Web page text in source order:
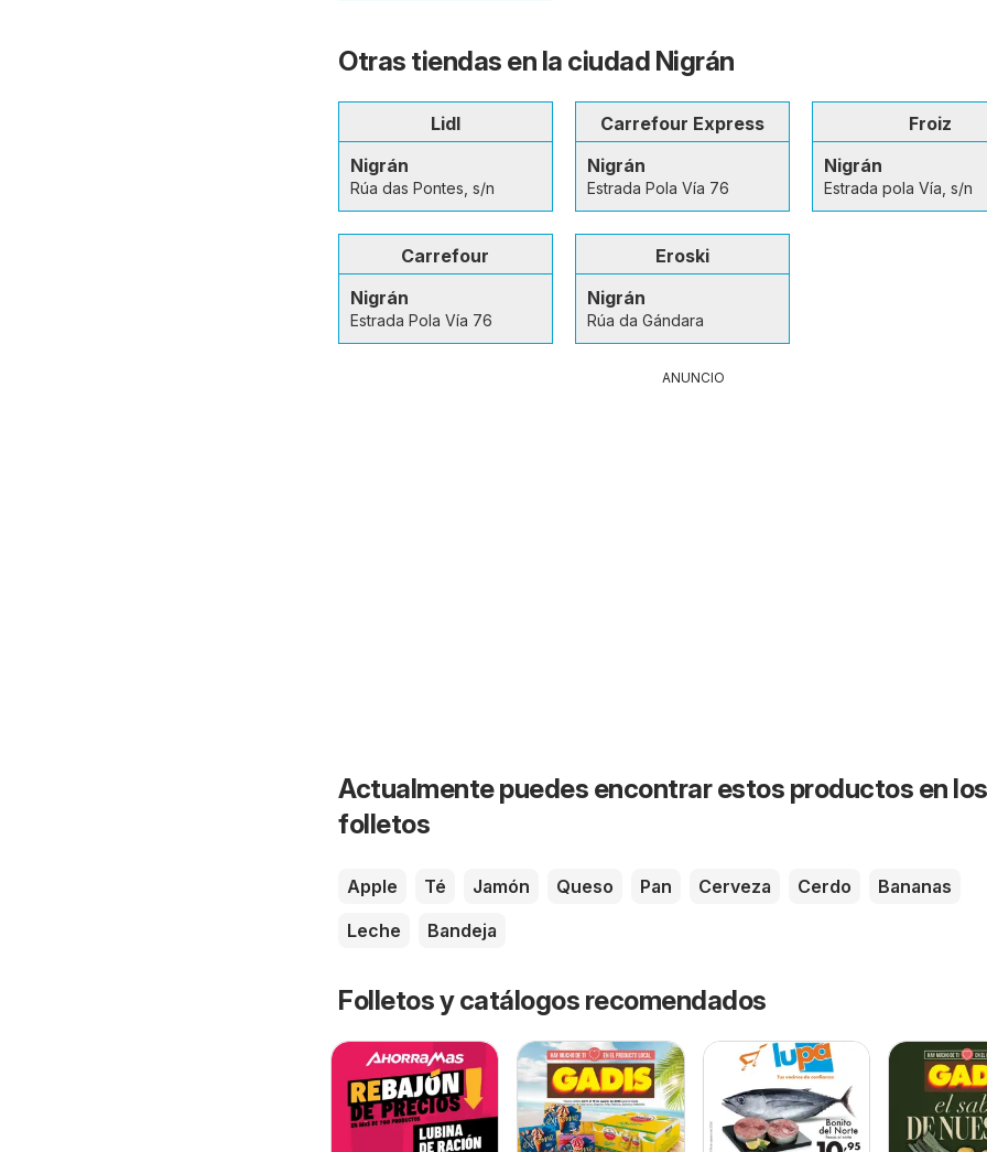
Otras tiendas en la ciudad Nigrán
Lidl
Nigrán
Rúa das Pontes, s/n
Carrefour Express
Nigrán
Estrada Pola Vía 76
Froiz
Nigrán
Estrada pola Vía, s/n
Carrefour
Nigrán
Estrada Pola Vía 76
Eroski
Nigrán
Rúa da Gándara
ANUNCIO
Actualmente puedes encontrar estos productos en los
folletos
Apple Té Jamón Queso Pan Cerveza Cerdo
Bananas
Leche
Bandeja
Folletos y catálogos recomendados